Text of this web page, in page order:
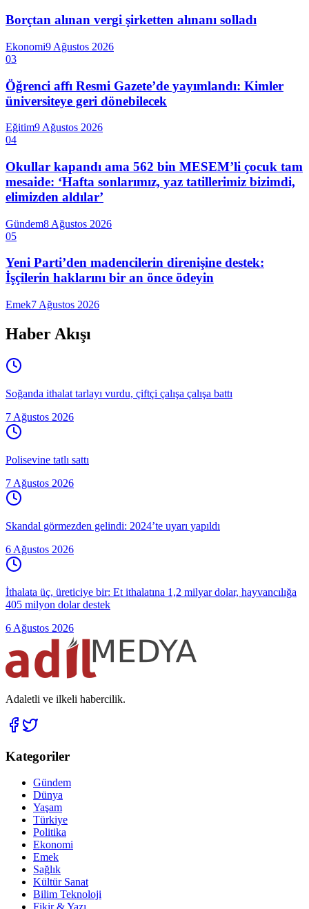
Borçtan alınan vergi şirketten alınanı solladı
Ekonomi9 Ağustos 2026
03
Öğrenci affı Resmi Gazete’de yayımlandı: Kimler
üniversiteye geri dönebilecek
Eğitim9 Ağustos 2026
04
Okullar kapandı ama 562 bin MESEM’li çocuk tam
mesaide: ‘Hafta sonlarımız, yaz tatillerimiz bizimdi,
elimizden aldılar’
Gündem8 Ağustos 2026
05
Yeni Parti’den madencilerin direnişine destek:
İşçilerin haklarını bir an önce ödeyin
Emek7 Ağustos 2026
Haber Akışı
Soğanda ithalat tarlayı vurdu, çiftçi çalışa çalışa battı
7 Ağustos 2026
Polisevine tatlı sattı
7 Ağustos 2026
Skandal görmezden gelindi: 2024’te uyarı yapıldı
6 Ağustos 2026
İthalata üç, üreticiye bir: Et ithalatına 1,2 milyar dolar, hayvancılığa
405 milyon dolar destek
6 Ağustos 2026
Adaletli ve ilkeli habercilik.
Kategoriler
Gündem
Dünya
Yaşam
Türkiye
Politika
Ekonomi
Emek
Sağlık
Kültür Sanat
Bilim Teknoloji